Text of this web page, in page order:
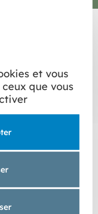
et vous
que vous